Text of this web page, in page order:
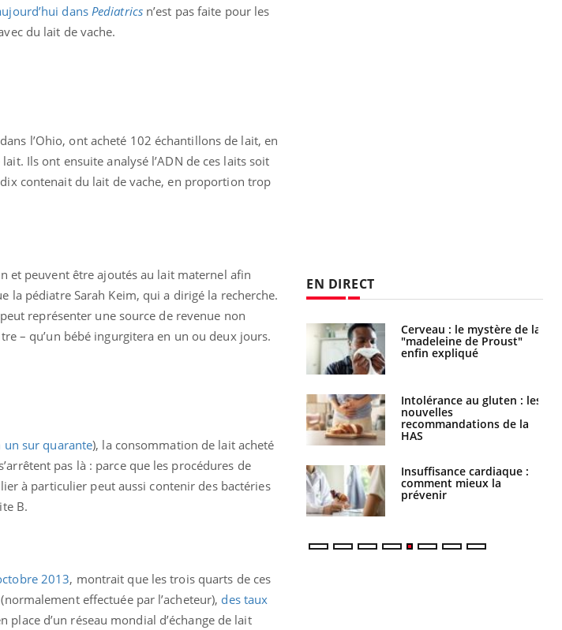
dans Pediatricsn’est pas faite pour les
du lait de vache.
l’Ohio, ont acheté 102 échantillons de lait, en
Ils ont ensuite analysé l’ADN de ces laits soit
contenait du lait de vache, en proportion trop
et peuvent être ajoutés au lait maternel afin
la pédiatre Sarah Keim, qui a dirigé la recherche.
représenter une source de revenue non
– qu’un bébé ingurgitera en un ou deux jours.
un sur quarante), la consommation de lait acheté
pas là : parce que les procédures de
à particulier peut aussi contenir des bactéries
B.
2013, montrait que les trois quarts de ces
effectuée par l’acheteur), des taux
place d’un réseau mondial d’échange de lait
EN DIRECT
petite fille
:
contre
Comment gérer le
sommeil des enfants en
TDAH : quel est ce
traitement autorisé aux
États-Unis ?
Cerveau : le mystère de la
"madeleine de Proust"
enfin expliqué
Intolérance au gluten : les
nouvelles
recommandations de la
HAS
Insuffisance cardiaque :
comment mieux la
prévenir